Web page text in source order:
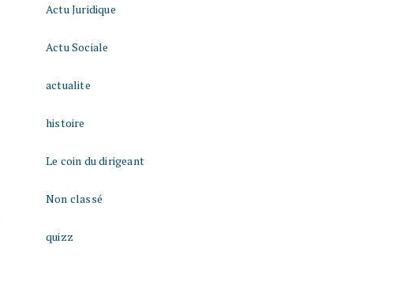
Actu Juridique
Actu Sociale
actualite
histoire
Le coin du dirigeant
Non classé
quizz